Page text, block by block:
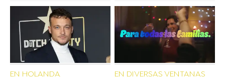
EN HOLANDA EN DIVERSAS VENTANAS